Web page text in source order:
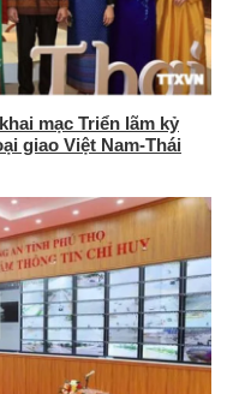
mạc Triển lãm kỷ
giao Việt Nam-Thái